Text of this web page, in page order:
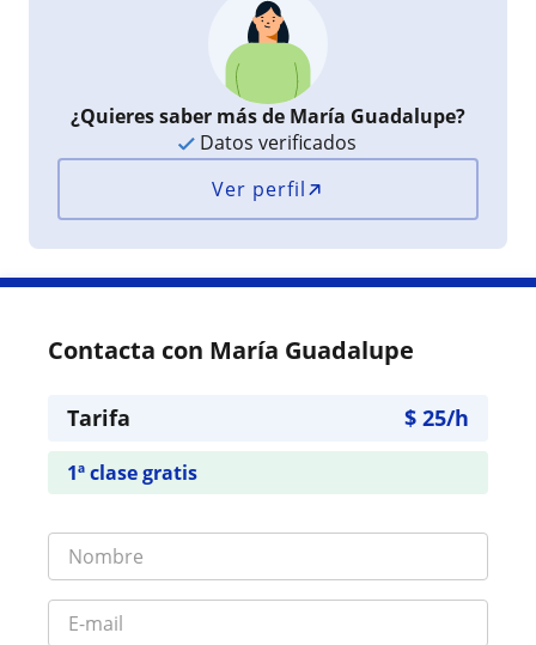
¿Quieres saber más de María Guadalupe?
Datos verificados
Ver perfil
Contacta con María Guadalupe
Tarifa $ 25/h
1ª clase gratis